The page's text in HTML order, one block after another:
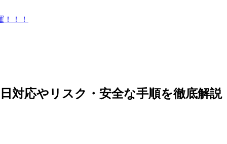
！！
対応やリスク・安全な手順を徹底解説